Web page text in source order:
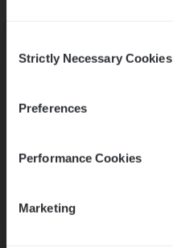
Selection
Strictly Necessary Cookies
Preferences
Performance Cookies
Marketing